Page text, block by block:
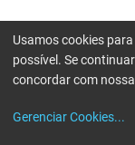
Usamos cookies
possível. Se
concordar com nossa
Gerenciar Cookies...
Erro ao enviar